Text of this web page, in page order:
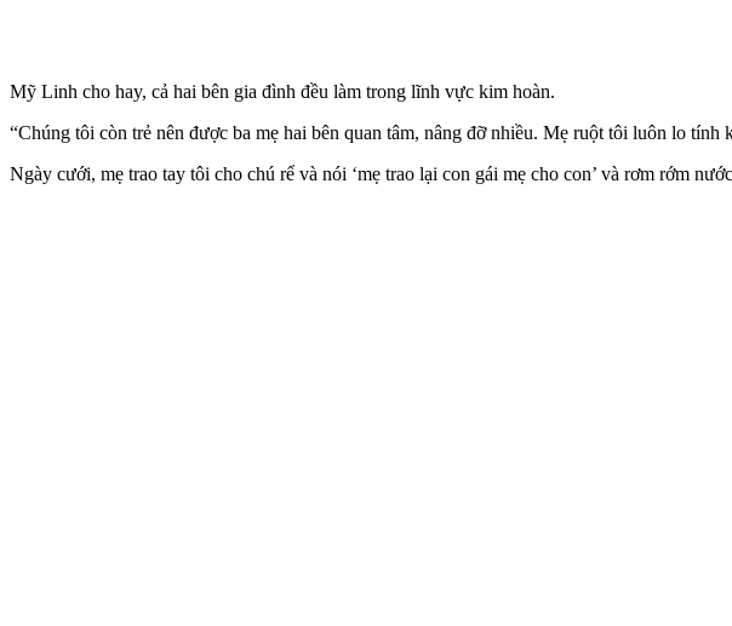
Mỹ Linh cho hay, cả hai bên gia đình đều làm trong lĩnh vực kim hoàn.
“Chúng tôi còn trẻ nên được ba mẹ hai bên quan tâm, nâng đỡ nhiều. Mẹ ruột tôi luôn lo tính
Ngày cưới, mẹ trao tay tôi cho chú rể và nói ‘mẹ trao lại con gái mẹ cho con’ và rơm rớm